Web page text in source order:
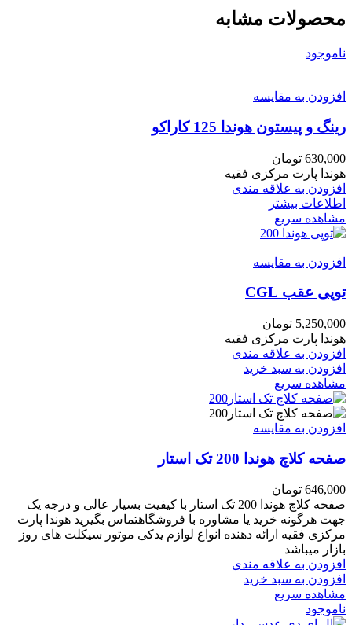
محصولات مشابه
ناموجود
افزودن به مقایسه
رینگ و پیستون هوندا 125 کاراکو
630,000 تومان
هوندا پارت مرکزی فقیه
افزودن به علاقه مندی
اطلاعات بیشتر
مشاهده سریع
افزودن به مقایسه
توپی عقب CGL
5,250,000 تومان
هوندا پارت مرکزی فقیه
افزودن به علاقه مندی
افزودن به سبد خرید
مشاهده سریع
افزودن به مقایسه
صفحه کلاچ هوندا 200 تک استار
646,000 تومان
صفحه کلاچ هوندا 200 تک استار با کیفیت بسیار عالی و درجه یک
جهت هرگونه خرید یا مشاوره با فروشگاهتماس بگیرید هوندا پارت
مرکزی فقیه ارائه دهنده انواع لوازم یدکی موتور سیکلت های روز
بازار میباشد
افزودن به علاقه مندی
افزودن به سبد خرید
مشاهده سریع
ناموجود